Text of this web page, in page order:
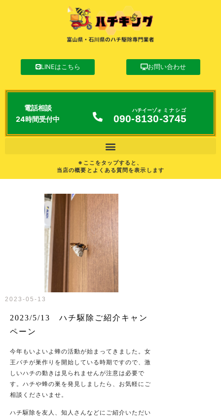
LINEはこちら お問い合わせ
電話相談
24時間受付中
090-8130
ハチイーゾォ
-3745
ミナシゴ
※ここをタップすると、
当店の概要とよくある質問を表示します
2023-05-13
2023/5/13 ハチ駆除ご紹介キャン
ペーン
今年もいよいよ蜂の活動が始まってきました。女
王バチが巣作りを開始している時期ですので、激
しいハチの動きは見られませんが注意は必要で
す。ハチや蜂の巣を発見しましたら、お気軽にご
相談くださいませ。
ハチ駆除を友人、知人さんなどにご紹介いただい